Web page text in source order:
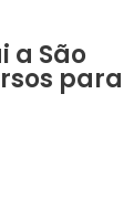
a São
para